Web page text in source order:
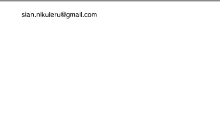
sian.nikuleru@gmail.com